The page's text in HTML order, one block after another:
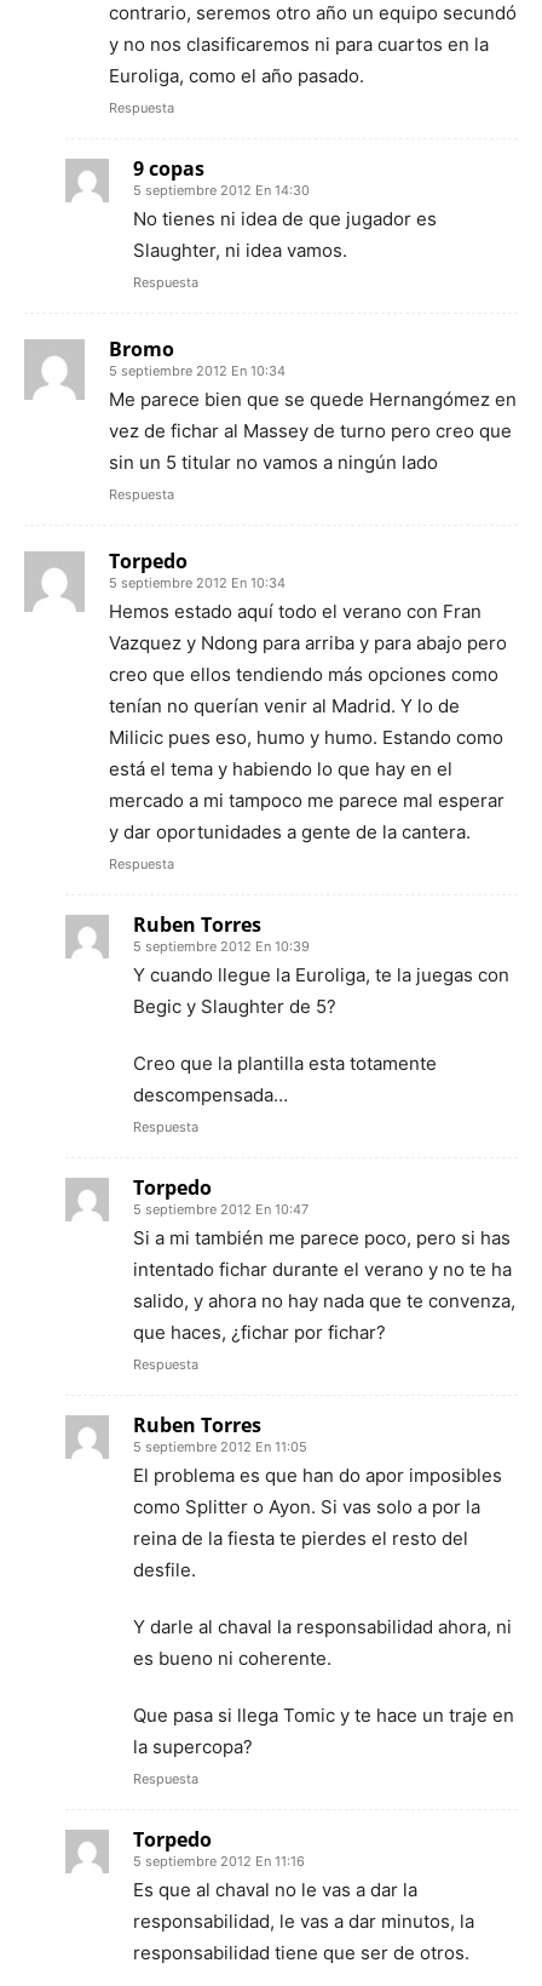
contrario, seremos otro año un equipo secundó
y no nos clasificaremos ni para cuartos en la
Euroliga, como el año pasado.
Respuesta
9 copas
5 septiembre 2012 En 14:30
No tienes ni idea de que jugador es
Slaughter, ni idea vamos.
Respuesta
Bromo
5 septiembre 2012 En 10:34
Me parece bien que se quede Hernangómez en
vez de fichar al Massey de turno pero creo que
sin un 5 titular no vamos a ningún lado
Respuesta
Torpedo
5 septiembre 2012 En 10:34
Hemos estado aquí todo el verano con Fran
Vazquez y Ndong para arriba y para abajo pero
creo que ellos tendiendo más opciones como
tenían no querían venir al Madrid. Y lo de
Milicic pues eso, humo y humo. Estando como
está el tema y habiendo lo que hay en el
mercado a mi tampoco me parece mal esperar
y dar oportunidades a gente de la cantera.
Respuesta
Ruben Torres
5 septiembre 2012 En 10:39
Y cuando llegue la Euroliga, te la juegas con
Begic y Slaughter de 5?
Creo que la plantilla esta totamente
descompensada…
Respuesta
Torpedo
5 septiembre 2012 En 10:47
Si a mi también me parece poco, pero si has
intentado fichar durante el verano y no te ha
salido, y ahora no hay nada que te convenza,
que haces, ¿fichar por fichar?
Respuesta
Ruben Torres
5 septiembre 2012 En 11:05
El problema es que han do apor imposibles
como Splitter o Ayon. Si vas solo a por la
reina de la fiesta te pierdes el resto del
desfile.
Y darle al chaval la responsabilidad ahora, ni
es bueno ni coherente.
Que pasa si llega Tomic y te hace un traje en
la supercopa?
Respuesta
Torpedo
5 septiembre 2012 En 11:16
Es que al chaval no le vas a dar la
responsabilidad, le vas a dar minutos, la
responsabilidad tiene que ser de otros.